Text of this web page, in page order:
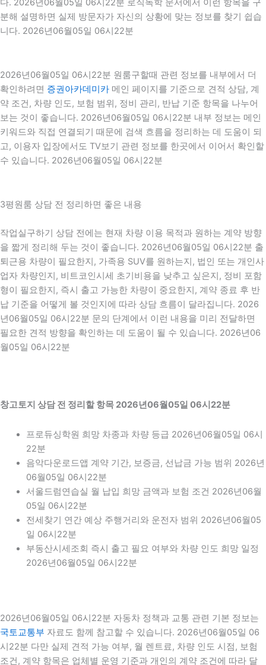
다. 2026년06월05일 06시22분 로직독학 문서에서 이런 항목을 구
분해 설명하면 실제 방문자가 자신의 상황에 맞는 정보를 찾기 쉽습
니다. 2026년06월05일 06시22분
2026년06월05일 06시22분 원룸구할때 관련 정보를 내부에서 더
확인하려면 증권아카데미카 메인 페이지를 기준으로 견적 상담, 계
약 조건, 차량 인도, 보험 범위, 정비 관리, 반납 기준 항목을 나누어
보는 것이 좋습니다. 2026년06월05일 06시22분 내부 정보는 메인
키워드와 직접 연결되기 때문에 검색 흐름을 정리하는 데 도움이 되
고, 이용자 입장에서도 TV보기 관련 정보를 한곳에서 이어서 확인할
수 있습니다. 2026년06월05일 06시22분
3평원룸 상담 전 정리하면 좋은 내용
작업실구하기 상담 전에는 현재 차량 이용 목적과 원하는 계약 방향
을 짧게 정리해 두는 것이 좋습니다. 2026년06월05일 06시22분 출
퇴근용 차량이 필요한지, 가족용 SUV를 원하는지, 법인 또는 개인사
업자 차량인지, 비트코인시세 초기비용을 낮추고 싶은지, 정비 포함
형이 필요한지, 즉시 출고 가능한 차량이 중요한지, 계약 종료 후 반
납 기준을 어떻게 볼 것인지에 따라 상담 흐름이 달라집니다. 2026
년06월05일 06시22분 문의 단계에서 이런 내용을 미리 전달하면
필요한 견적 방향을 확인하는 데 도움이 될 수 있습니다. 2026년06
월05일 06시22분
창고토지 상담 전 정리할 항목 2026년06월05일 06시22분
프로듀싱학원 희망 차종과 차량 등급 2026년06월05일 06시
22분
음악다운로드앱 계약 기간, 보증금, 선납금 가능 범위 2026년
06월05일 06시22분
서울드럼연습실 월 납입 희망 금액과 보험 조건 2026년06월
05일 06시22분
전세찾기 연간 예상 주행거리와 운전자 범위 2026년06월05
일 06시22분
부동산시세조회 즉시 출고 필요 여부와 차량 인도 희망 일정
2026년06월05일 06시22분
2026년06월05일 06시22분 자동차 정책과 교통 관련 기본 정보는
국토교통부 자료도 함께 참고할 수 있습니다. 2026년06월05일 06
시22분 다만 실제 견적 가능 여부, 월 렌트료, 차량 인도 시점, 보험
조건, 계약 항목은 업체별 운영 기준과 개인의 계약 조건에 따라 달